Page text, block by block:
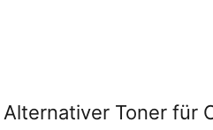
Alternativer Toner für